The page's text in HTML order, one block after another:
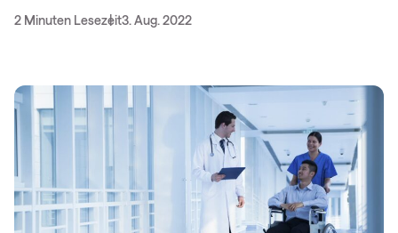
2 Minuten Lesezeit3. Aug. 2022